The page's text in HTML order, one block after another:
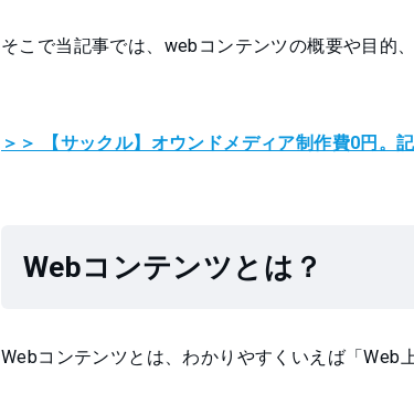
そこで当記事では、webコンテンツの概要や目的
＞＞ 【サックル】オウンドメディア制作費0円。
Webコンテンツとは？
Webコンテンツとは、わかりやすくいえば「Web